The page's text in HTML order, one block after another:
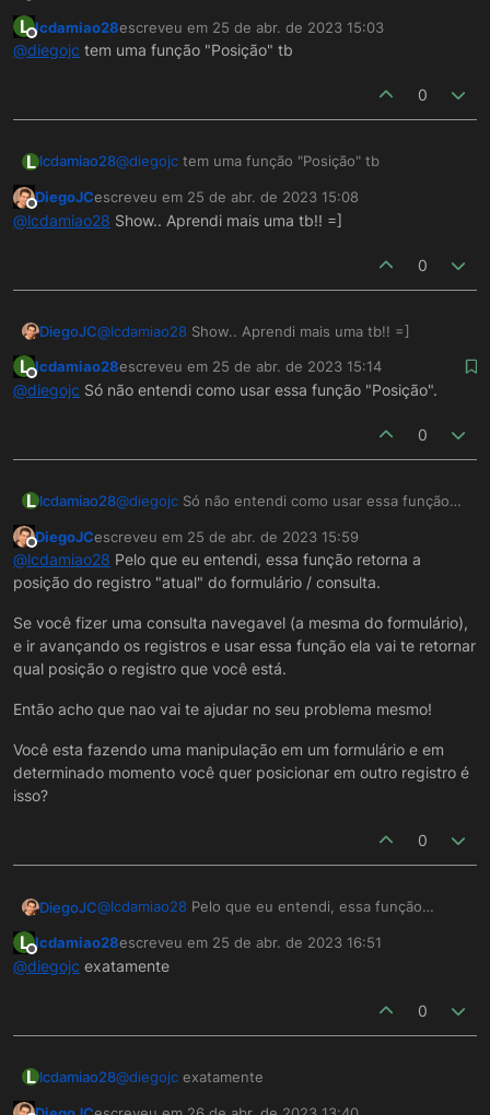
Utilizar a função "Proximo Registro" e criar um LOOP,
comparando o campo "CHAVE" com o "Próximo
L
Offline
lcdamiao28escreveu em 25 de abr. de 2023 15:03
última edição por
@diegojc tem uma função "Posição" tb
0
L lcdamiao28@diegojc tem uma função "Posição" tb
Offline
DiegoJCescreveu em 25 de abr. de 2023 15:08
última edição por
@lcdamiao28 Show.. Aprendi mais uma tb!! =]
0
DiegoJC@lcdamiao28 Show.. Aprendi mais uma tb!! =]
L
Offline
lcdamiao28escreveu em 25 de abr. de 2023 15:14
última edição por
@diegojc Só não entendi como usar essa função "Posição".
0
L lcdamiao28@diegojc Só não entendi como usar essa função
Offline
DiegoJCescreveu em 25 de abr. de 2023 15:59
última edição por
@lcdamiao28 Pelo que eu entendi, essa função retorna a
posição do registro "atual" do formulário / consulta.
Se você fizer uma consulta navegavel (a mesma do formulário),
e ir avançando os registros e usar essa função ela vai te retornar
qual posição o registro que você está.
Então acho que nao vai te ajudar no seu problema mesmo!
Você esta fazendo uma manipulação em um formulário e em
determinado momento você quer posicionar em outro registro é
isso?
0
DiegoJC@lcdamiao28 Pelo que eu entendi, essa função
consulta.
Se você fizer uma consulta navegavel (a mesma do
formulário), e ir avançando os registros e usar essa
Você esta fazendo uma manipulação em um
posicionar em outro registro é isso?
L
Offline
lcdamiao28escreveu em 25 de abr. de 2023 16:51
última edição por
@diegojc exatamente
0
L lcdamiao28@diegojc exatamente